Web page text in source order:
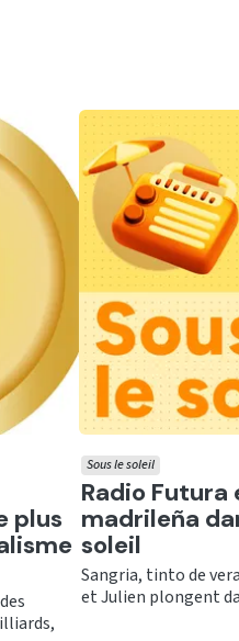
plus
Ecouter
Radio Futura
madrileña
soleil
Sous le soleil
Sangria, tinto de
et Julien plongent